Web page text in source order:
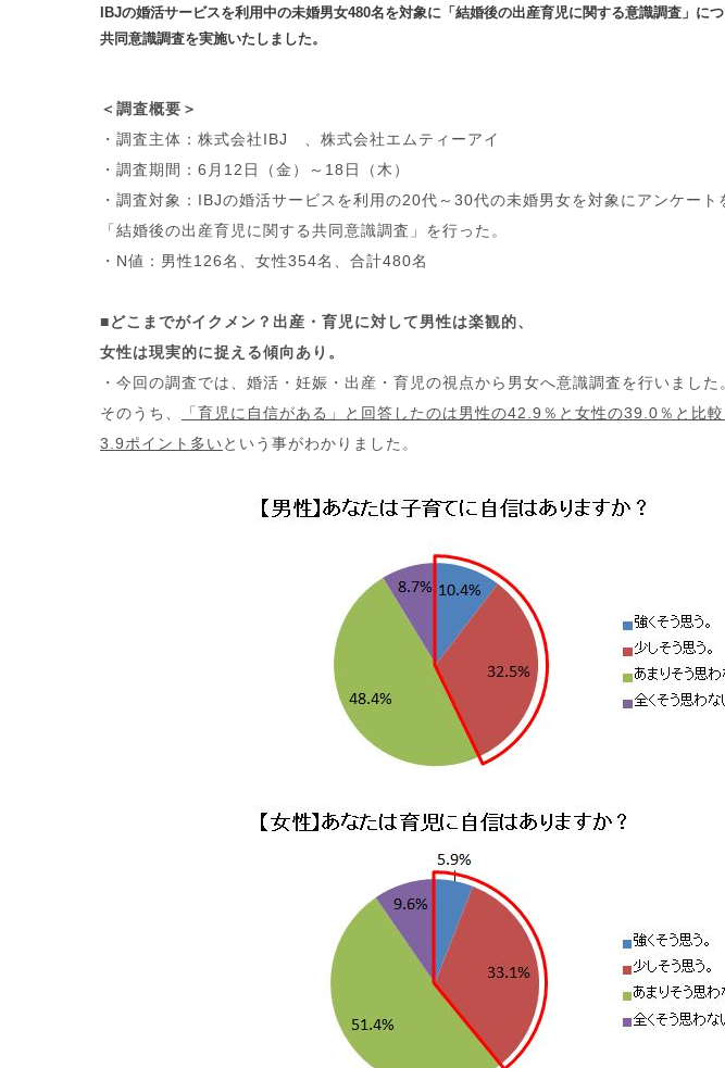
IBJの婚活サービスを利用中の未婚男女480名を対象に「結婚後の出産育児に関する意識調査」につ
共同意識調査を実施いたしました。
＜調査概要＞
・調査主体：株式会社IBJ 、株式会社エムティーアイ
・調査期間：6月12日（金）～18日（木）
・調査対象：IBJの婚活サービスを利用の20代～30代の未婚男女を対象にアンケート
「結婚後の出産育児に関する共同意識調査」を行った。
・N値：男性126名、女性354名、合計480名
■どこまでがイクメン？出産・育児に対して男性は楽観的、
女性は現実的に捉える傾向あり。
・今回の調査では、婚活・妊娠・出産・育児の視点から男女へ意識調査を行いました
そのうち、
「育児に自信がある」と回答したのは男性の42.9％と女性の39.0％と比較
3.9ポイント多い という事がわかりました。